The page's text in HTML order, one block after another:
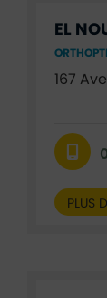
EL
167
PLUS